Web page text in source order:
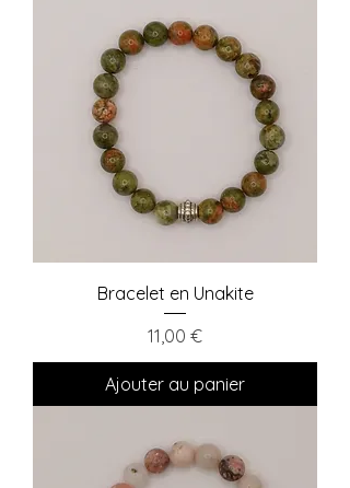
Bracelet en Unakite
Prix
11,00 €
Ajouter au panier